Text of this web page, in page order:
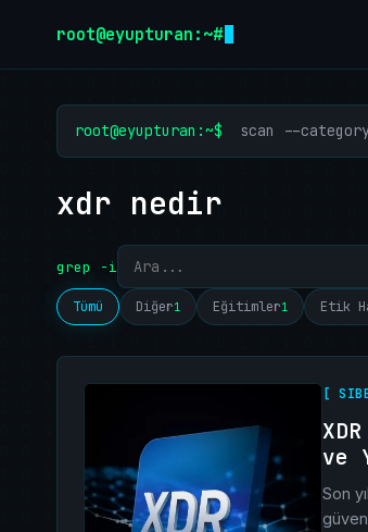
root@eyupturan:~#
root@eyupturan:~$ scan --
xdr nedir
grep -i
Tümü Diğer1 Eğitimler1 Etik
[
ve
Son